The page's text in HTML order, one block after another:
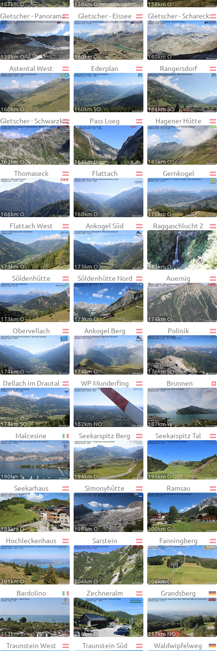
157km O 158km O 158km O
Gletscher - Panorama
159km O
Gletscher - Eissee
160km O
Gletscher - Schareck
160km O
Astental West
160km O
Ederplan
160km SO
Rangersdorf
161km SO
Gletscher - Schwarzkopf
162km O
Pass Lueg
164km O
Hagener Hütte
165km O
Thomaseck
166km O
Flattach
168km O
Gernkogel
170km O
Flattach West
173km O
Ankogel Süd
173km O
Raggaschlucht 2
173km O
Söldenhütte
173km O
Söldenhütte Nord
173km O
Auernig
174km O
Obervellach
174km O
Ankogel Berg
174km O
Polinik
176km SO
Dellach im Drautal
178km SO
WP Munderfing
182km NO
Brunnen
187km W
Malcesine
190km S
Seekarspitz Berg
194km O
Seekarspitz Tal
195km O
Seekarhaus
195km O
Simonyhütte
198km O
Ramsau
200km O
Hochleckenhaus
201km O
Sarstein
204km O
Fanningberg
206km O
Bardolino
213km S
Zechneralm
216km O
Grandsberg
217km NO
Traunstein West Traunstein Süd Waldwipfelweg